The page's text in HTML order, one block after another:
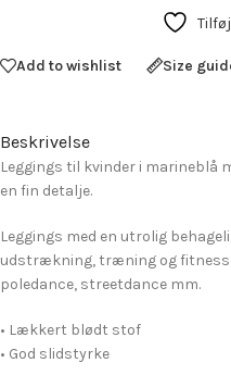
Add to wishlist Size
Beskrivelse
Leggings til kvinder i marineblå
en fin detalje.
Leggings med en utrolig
udstrækning, træning og fitness,
poledance, streetdance mm.
• Lækkert blødt stof
• God slidstyrke